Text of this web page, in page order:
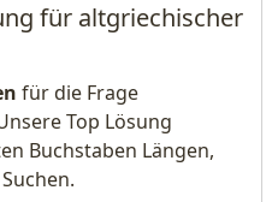
für altgriechischer
für die Frage
Top Lösung
Buchstaben Längen,